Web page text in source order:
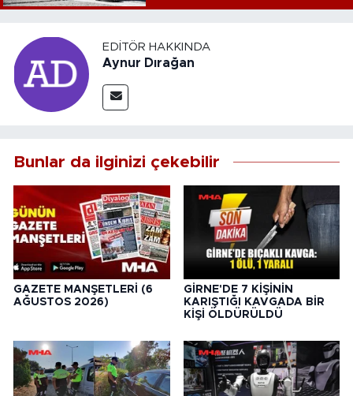
EDITÖR HAKKINDA
Aynur Dırağan
Bunlar da ilginizi çekebilir
GAZETE MANŞETLERİ (6
AĞUSTOS 2026)
GİRNE'DE 7 KİŞİNİN
KARIŞTIĞI KAVGADA BİR
KİŞİ ÖLDÜRÜLDÜ